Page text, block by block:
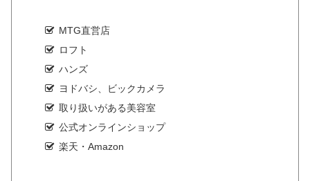
MTG直営店
ロフト
ハンズ
ヨドバシ、ビックカメラ
取り扱いがある美容室
公式オンラインショップ
楽天・Amazon